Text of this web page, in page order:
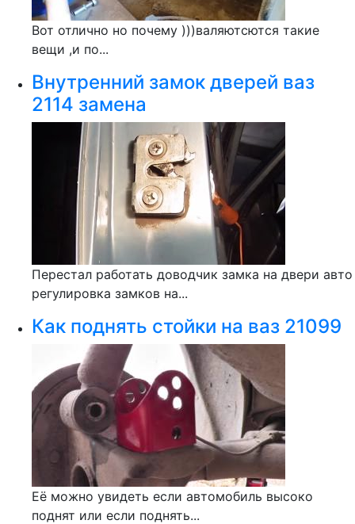
Вот отлично но почему )))валяютсются такие
вещи ,и по...
Внутренний замок дверей ваз
2114 замена
Перестал работать доводчик замка на двери авто
регулировка замков на...
Как поднять стойки на ваз 21099
Её можно увидеть если автомобиль высоко
поднят или если поднять...